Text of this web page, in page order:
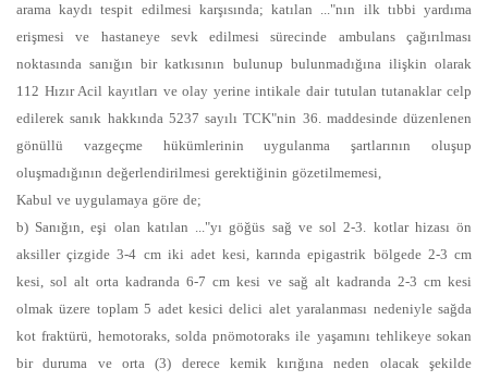
arama kaydı tespit edilmesi karşısında; katılan ..."nın ilk tıbbi yardıma
erişmesi ve hastaneye sevk edilmesi sürecinde ambulans çağırılması
noktasında sanığın bir katkısının bulunup bulunmadığına ilişkin olarak
112 Hızır Acil kayıtları ve olay yerine intikale dair tutulan tutanaklar celp
edilerek sanık hakkında 5237 sayılı TCK"nin 36. maddesinde düzenlenen
gönüllü vazgeçme hükümlerinin uygulanma şartlarının oluşup
oluşmadığının değerlendirilmesi gerektiğinin gözetilmemesi,
Kabul ve uygulamaya göre de;
b) Sanığın, eşi olan katılan ..."yı göğüs sağ ve sol 2-3. kotlar hizası ön
aksiller çizgide 3-4 cm iki adet kesi, karında epigastrik bölgede 2-3 cm
kesi, sol alt orta kadranda 6-7 cm kesi ve sağ alt kadranda 2-3 cm kesi
olmak üzere toplam 5 adet kesici delici alet yaralanması nedeniyle sağda
kot fraktürü, hemotoraks, solda pnömotoraks ile yaşamını tehlikeye sokan
bir duruma ve orta (3) derece kemik kırığına neden olacak şekilde